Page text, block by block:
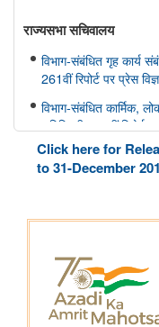
राज्यसभा सचिवालय
विभाग-संबंधित गृह कार्य
261वीं रिपोर्ट पर प्रेस
विभाग-संबंधित कार्मिक,
समिति की 166वीं रिपोर्ट
विभाग-संबंधित कार्मिक,
समिति की 165वीं रिपोर्ट पर
विभाग-संबंधित विज्ञान
संबंधी संसदीय स्थायी
विभाग-संबंधित विज्ञान
संबंधी संसदीय स्थायी
स्वास्थ्य और परिवार
वीं, 177 वीं रिपोर्ट पर प्रेस
Click here for
to 31-December